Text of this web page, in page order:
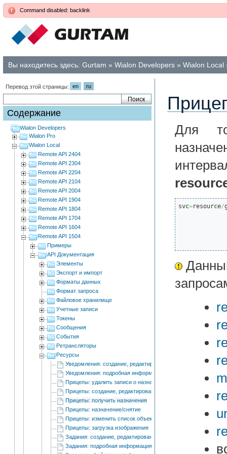
Command disabled: backlink
Вы находитесь здесь: Gurtam » Wialon Developers » Wialon Local
Перевод этой страницы: en ru
Содержание
Wialon Developers
Wialon Pro
Wialon Local
Remote API 2404
Remote API 2304
Remote API 2204
Remote API 2104
Remote API 2004
Remote API 1904
Remote API 1804
Remote API 1704
Remote API 1604
Remote API 1504
Примеры
API Документация
Элементы
Экспорт и импорт
Форматы данных
Формат запроса
Файловое хранилище
Учетные записи
Токены
Сообщения
События
Ретрансляторы
Ресурсы
Уведомления: создание, редактирование и удаление
Уведомления: подробная информация
Прицепы: удалить записи о назначении
Прицепы: создание, редактирование и удаление
Прицепы: получить назначения
Прицепы: назначение/снятие
Прицепы: изменить список объектов для автоматического
Прицепы: загрузка изображения
Задания: создание, редактирование и удаление
Задания: подробная информация
Для
svc=resource/